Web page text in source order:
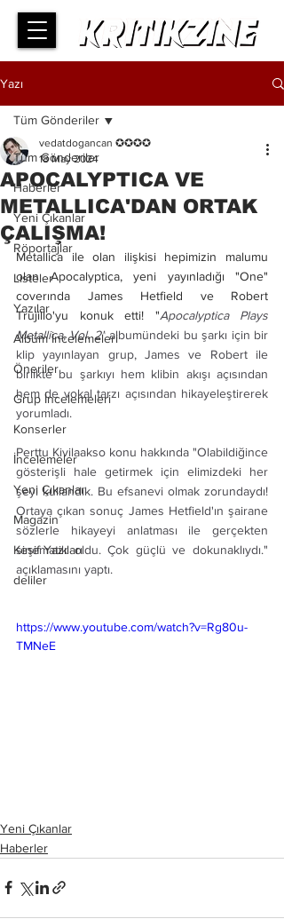
Yazı
Tüm Gönderiler
Haberler
Yeni Çıkanlar
Röportajlar
Listeler
Yazılar
Albüm İncelemeleri
Öneriler
Grup İncelemeleri
Konserler
İncelemeler
Yeni Çıkanlar
Magazin
Keşif Yazıları
deliler
Tüm Gönderiler
APOCALYPTICA VE
METALLICA'DAN ORTAK
ÇALIŞMA!
vedatdogancan ✪✪✪✪
18 May 2024
Metallica ile olan ilişkisi hepimizin malumu
olan Apocalyptica, yeni yayınladığı "One"
coverında James Hetfield ve Robert
Trujillo'yu konuk etti! "Apocalyptica Plays
Metallica, Vol. 2" albumündeki bu şarkı için bir
klip yayınlayan grup, James ve Robert ile
birlikte bu şarkıyı hem klibin akışı açısından
hem de vokal tarzı açısından hikayeleştirerek
yorumladı.
Perttu Kivilaakso konu hakkında "Olabildiğince
gösterişli hale getirmek için elimizdeki her
şeyi kullandık. Bu efsanevi olmak zorundaydı!
Ortaya çıkan sonuç James Hetfield'ın şairane
sözlerle hikayeyi anlatması ile gerçekten
sinematik oldu. Çok güçlü ve dokunaklıydı."
açıklamasını yaptı.
https://www.youtube.com/watch?v=Rg80u-
TMNeE
Yeni Çıkanlar
Haberler